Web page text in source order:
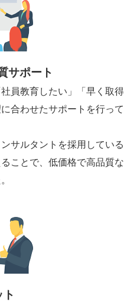
サポート
員教育したい」「早く取得
合わせたサポートを行って
サルタントを採用している
ことで、低価格で高品質な